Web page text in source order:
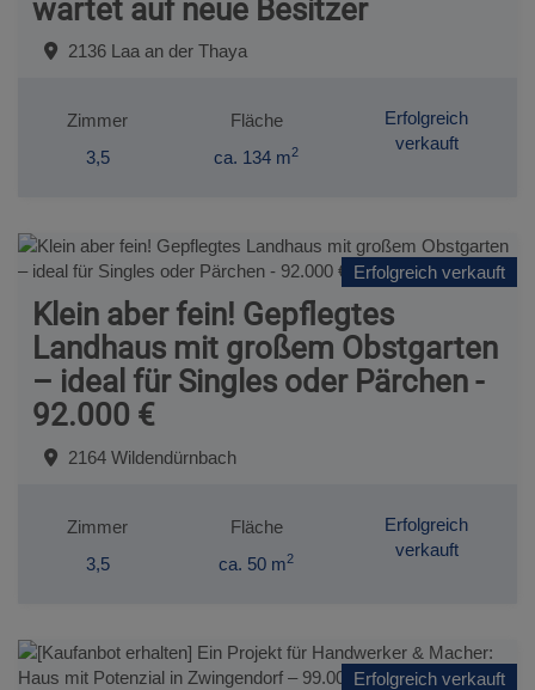
wartet auf neue Besitzer
2136 Laa an der Thaya
Zimmer
3,5
Fläche
ca. 134 m2
Erfolgreich
verkauft
Erfolgreich verkauft
Klein aber fein! Gepflegtes
Landhaus mit großem Obstgarten
– ideal für Singles oder Pärchen -
92.000 €
2164 Wildendürnbach
Zimmer
3,5
Fläche
ca. 50 m2
Erfolgreich
verkauft
Erfolgreich verkauft